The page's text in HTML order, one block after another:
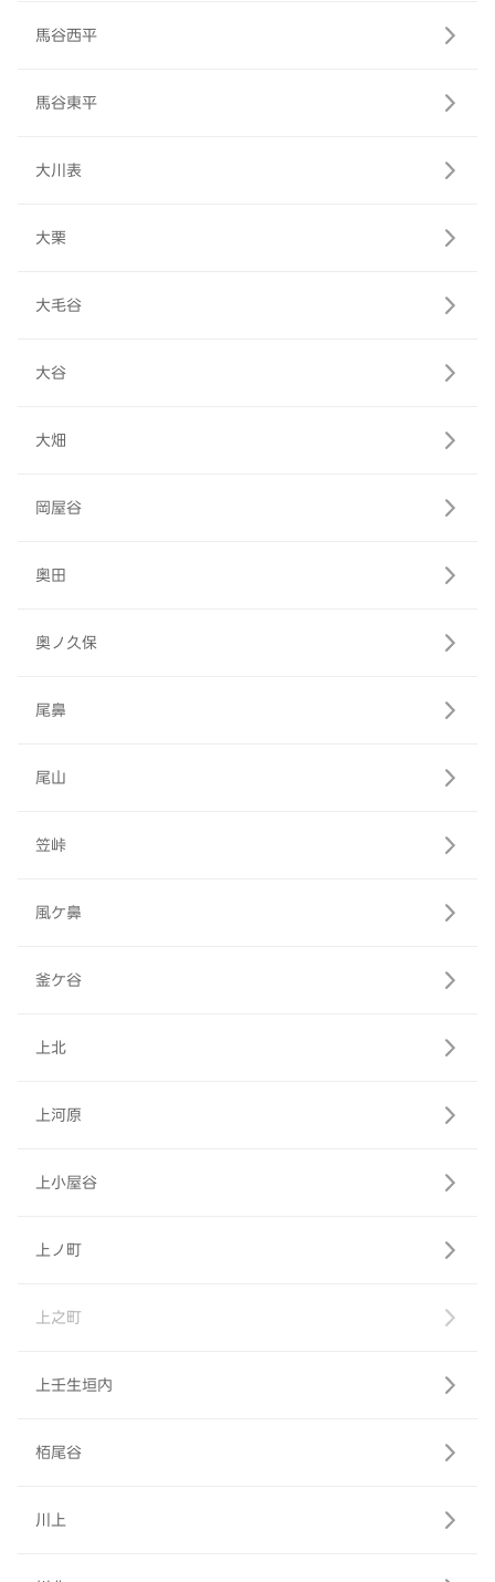
馬谷西平
馬谷東平
大川表
大栗
大毛谷
大谷
大畑
岡屋谷
奥田
奥ノ久保
尾鼻
尾山
笠峠
風ケ鼻
釜ケ谷
上北
上河原
上小屋谷
上ノ町
上之町
上壬生垣内
栢尾谷
川上